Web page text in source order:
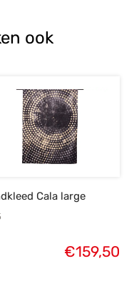
ook
Cala large
€159,50